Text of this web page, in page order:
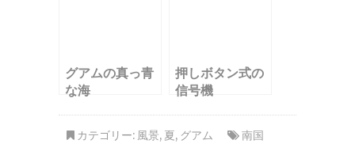
グアムの真っ青
な海
押しボタン式の
信号機
カテゴリー: 風景, 夏, グアム 南国